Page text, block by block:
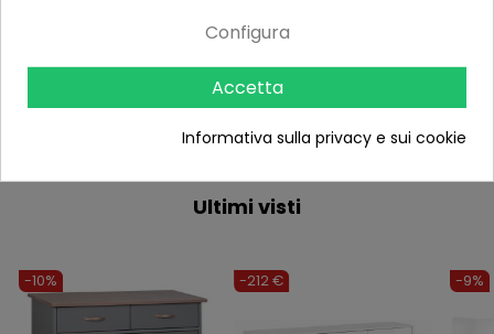
Ultimi visti
-10% -212 € -9%
Configura
Accetta
Informativa sulla privacy e sui cookie